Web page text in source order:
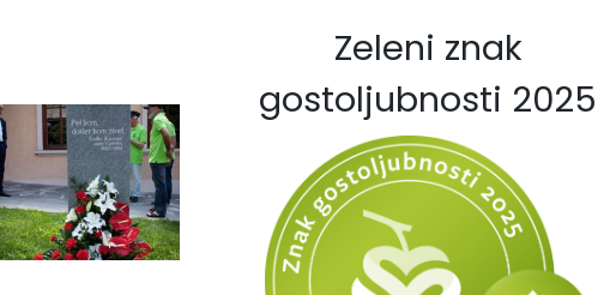
Zeleni znak
gostoljubnosti 2025